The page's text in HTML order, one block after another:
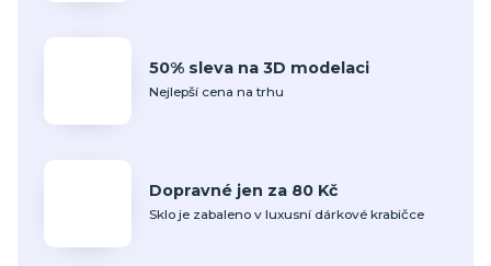
50% sleva na 3D modelaci
Nejlepší cena na trhu
Dopravné jen za 80 Kč
Sklo je zabaleno v luxusní dárkové krabičce